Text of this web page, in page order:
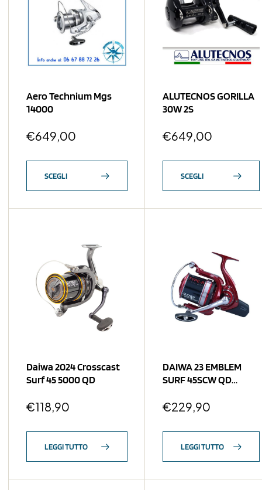
Aero Technium Mgs
14000
€649,00
SCEGLI
ALUTECNOS GORILLA
30W 2S
€649,00
SCEGLI
Daiwa 2024 Crosscast
Surf 45 5000 QD
€118,90
LEGGI TUTTO
DAIWA 23 EMBLEM
SURF 45SCW QD
€229,90
LEGGI TUTTO